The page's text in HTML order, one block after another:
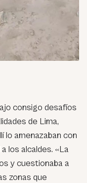
consigo desafíos
de Lima,
lo amenazaban con
los alcaldes. «La
y cuestionaba a
zonas que